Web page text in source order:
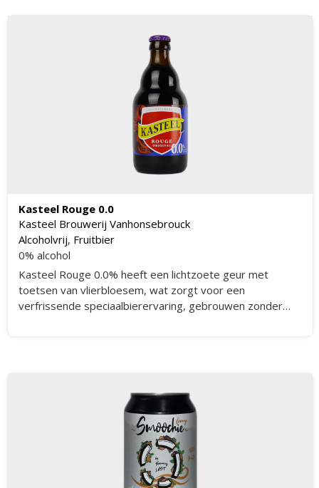
Kasteel Rouge 0.0
Kasteel Brouwerij Vanhonsebrouck
Alcoholvrij, Fruitbier
0% alcohol
Kasteel Rouge 0.0% heeft een lichtzoete geur met
toetsen van vlierbloesem, wat zorgt voor een
verfrissende speciaalbierervaring, gebrouwen zonder